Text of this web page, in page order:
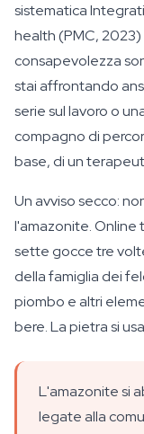
sistematica
health (PMC,
consapevolezza
stai affrontando
serie sul lavoro o
compagno di
base, di un
Un avviso secco:
l'amazonite. Online
sette gocce tre
della famiglia dei
piombo e altri
bere. La pietra si
L'amazonite si
legate alla